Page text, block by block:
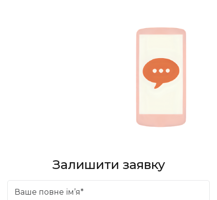
Залишити заявку
Ваше повне ім’я*